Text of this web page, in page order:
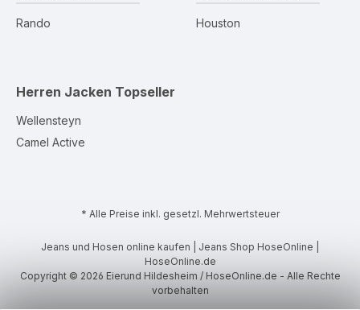
Rando Houston
Herren Jacken Topseller
Wellensteyn
Camel Active
* Alle Preise inkl. gesetzl. Mehrwertsteuer
Jeans und Hosen online kaufen | Jeans Shop HoseOnline |
HoseOnline.de
Copyright © 2026 Eierund Hildesheim / HoseOnline.de - Alle Rechte
vorbehalten